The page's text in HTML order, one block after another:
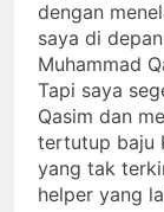
dengan
saya di
Muhammad
Tapi saya
Qasim dan
tertutup baju
yang tak
helper yang